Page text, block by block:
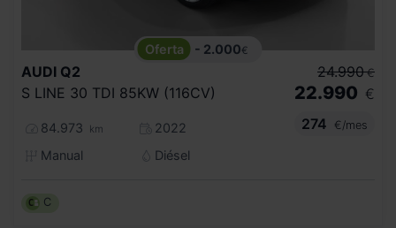
- 2.000€
AUDI Q2
S LINE 30 TDI 85KW (116CV)
84.973 km
2022
Manual
Diésel
24.990 €
22.990 €
274
€/mes
C